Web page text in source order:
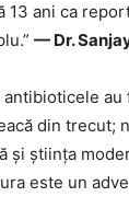
13 ani ca
— Dr.
antibioticele
din trecut;
și știința
este un